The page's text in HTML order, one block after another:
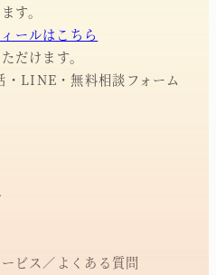
す。
ールはこちら
だけます。
・LINE・無料相談フォーム
ビス／よくある質問